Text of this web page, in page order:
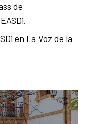
de
en La Voz de la